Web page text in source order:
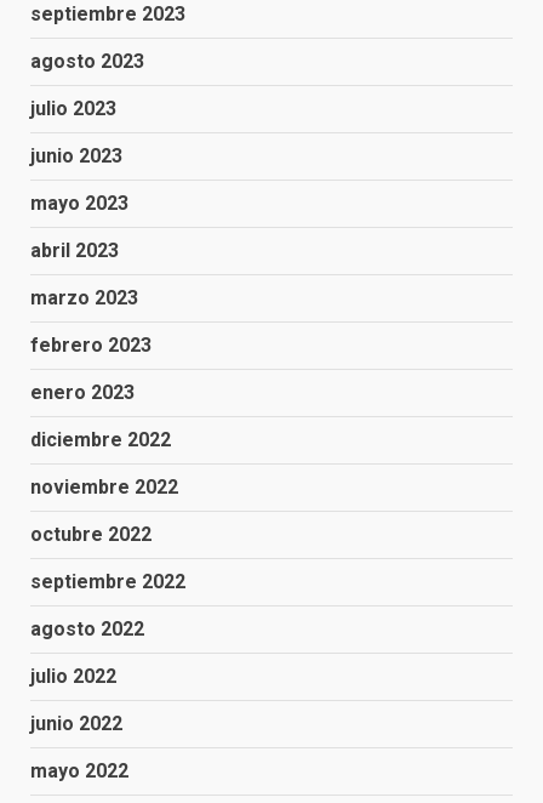
septiembre 2023
agosto 2023
julio 2023
junio 2023
mayo 2023
abril 2023
marzo 2023
febrero 2023
enero 2023
diciembre 2022
noviembre 2022
octubre 2022
septiembre 2022
agosto 2022
julio 2022
junio 2022
mayo 2022